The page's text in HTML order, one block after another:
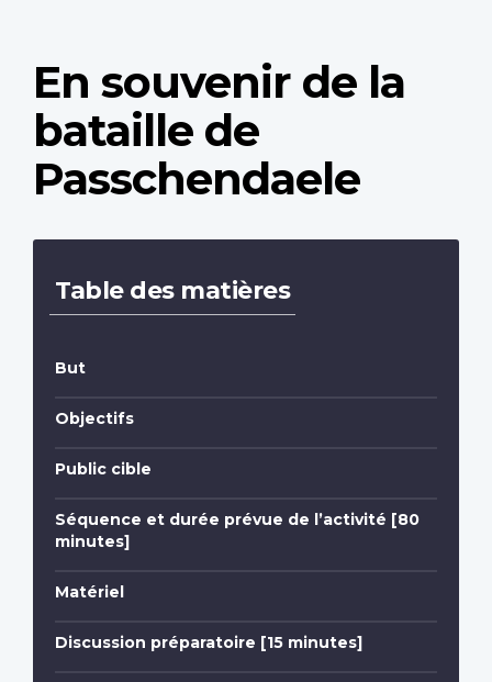
En souvenir de la
bataille de
Passchendaele
Table des matières
But
Objectifs
Public cible
Séquence et durée prévue de l’activité [80
minutes]
Matériel
Discussion préparatoire [15 minutes]